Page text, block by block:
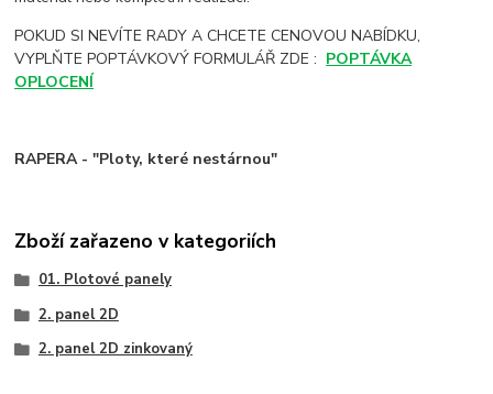
POKUD SI NEVÍTE RADY A CHCETE CENOVOU NABÍDKU,
VYPLŇTE POPTÁVKOVÝ FORMULÁŘ ZDE : POPTÁVKA
OPLOCENÍ
RAPERA - "Ploty, které nestárnou"
Zboží zařazeno v kategoriích
01. Plotové panely
2. panel 2D
2. panel 2D zinkovaný